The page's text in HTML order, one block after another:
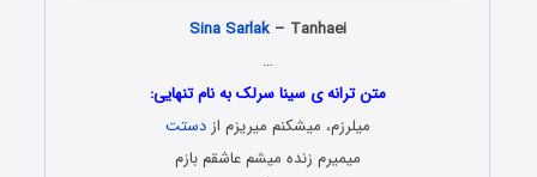
Sina Sarlak– Tanhaei
…
متن ترانه ی سینا سرلک به نام تنهایی:
میلرزم، میشکنم میریزم ازدستت
میمیرم زنده میشم عاشقم بازم